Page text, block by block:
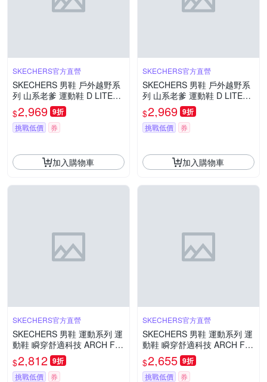
SKECHERS官方直營
SKECHERS 男鞋 戶外越野系
列 山系老爹 運動鞋 D LITES
HIKER - 237425SLBK
$2,969 9折
挑戰低價 券
加入購物車
SKECHERS官方直營
SKECHERS 男鞋 戶外越野系
列 山系老爹 運動鞋 D LITES
HIKER - 237425TPBK
$2,969 9折
挑戰低價 券
加入購物車
SKECHERS官方直營
SKECHERS 男鞋 運動系列 運
動鞋 瞬穿舒適科技 ARCH FIT
GLIDE-STEP WAVE - 233194
BLK
$2,812 9折
挑戰低價 券
SKECHERS官方直營
SKECHERS 男鞋 運動系列 運
動鞋 瞬穿舒適科技 ARCH FIT
2.0 - 232713BBK
$2,655 9折
挑戰低價 券